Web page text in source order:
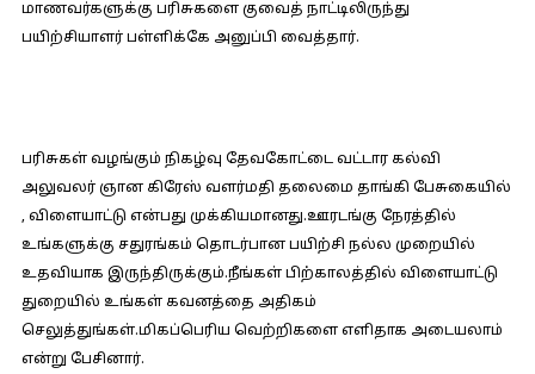
மாணவர்களுக்கு பரிசுகளை குவைத் நாட்டிலிருந்து
பயிற்சியாளர் பள்ளிக்கே அனுப்பி வைத்தார்.
பரிசுகள் வழங்கும் நிகழ்வு தேவகோட்டை வட்டார கல்வி
அலுவலர் ஞான கிரேஸ் வளர்மதி தலைமை தாங்கி பேசுகையில்
, விளையாட்டு என்பது முக்கியமானது.ஊரடங்கு நேரத்தில்
உங்களுக்கு சதுரங்கம் தொடர்பான பயிற்சி நல்ல முறையில்
உதவியாக இருந்திருக்கும்.நீங்கள் பிற்காலத்தில் விளையாட்டு
துறையில் உங்கள் கவனத்தை அதிகம்
செலுத்துங்கள்.மிகப்பெரிய வெற்றிகளை எளிதாக அடையலாம்
என்று பேசினார்.